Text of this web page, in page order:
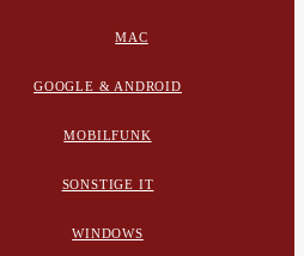
MAC
GOOGLE & ANDROID
MOBILFUNK
SONSTIGE IT
WINDOWS